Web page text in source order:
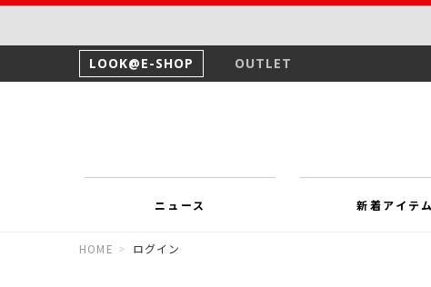
LOOK@E-SHOP OUTLET
ニュース 新着アイテム
HOME > ログイン